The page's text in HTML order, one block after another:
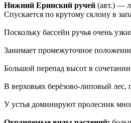
Нижний Еринский ручей (авт.) —
Спускается по крутому склону в
Поскольку бассейн ручья очень
Занимает промежуточное
Большой перепад высот в
В верховьях берёзово-липовый
У устья доминируют пролесник